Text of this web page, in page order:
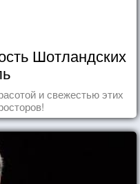
Шотландских
и свежестью этих